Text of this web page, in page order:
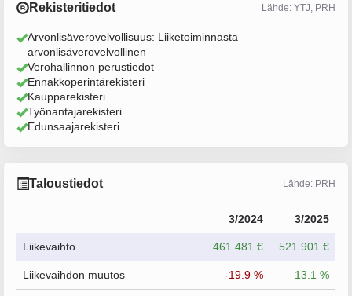
Rekisteritiedot Lähde: YTJ, PRH
Arvonlisäverovelvollisuus: Liiketoiminnasta
arvonlisäverovelvollinen
Verohallinnon perustiedot
Ennakkoperintärekisteri
Kaupparekisteri
Työnantajarekisteri
Edunsaajarekisteri
Taloustiedot Lähde: PRH
3/2024 3/2025
Liikevaihto 461 481 € 521 901 €
Liikevaihdon muutos -19.9 % 13.1 %